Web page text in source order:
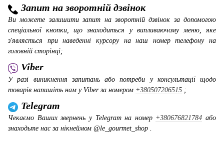
Запит на зворотній дзвінок
Ви можете залишити запит на зворотній дзвінок за допомогою
спеціальної кнопки, що знаходиться у випливаючому меню, яке
з'являється при наведенні курсору на наш номер телефону на
головній сторінці;
Viber
У разі виникнення запитань або потреби у консультації щодо
товарів напишіть нам у Viber за номером +380507206515 ;
Telegram
Чекаємо Ваших звернень у Telegram на номер +380676821784 або
знаходьте нас за нікнеймом @le_gourmet_shop .